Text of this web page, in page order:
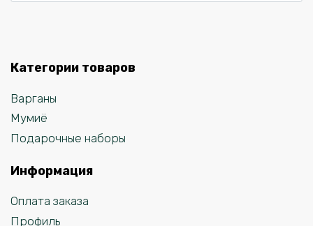
Категории товаров
Варганы
Мумиё
Подарочные наборы
Информация
Оплата заказа
Профиль